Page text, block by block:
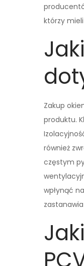
którzy
Zakup
produktu.
również
częstym
wpłynąć